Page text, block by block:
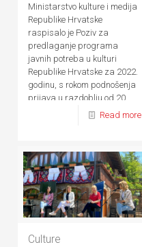
Ministarstvo kulture i medija
Republike Hrvatske
raspisalo je Poziv za
predlaganje programa
javnih potreba u kulturi
Republike Hrvatske za 2022.
godinu, s rokom podnošenja
prijava u razdoblju od 20.
rujna do 20. listopada 2021.
Read more
Culture